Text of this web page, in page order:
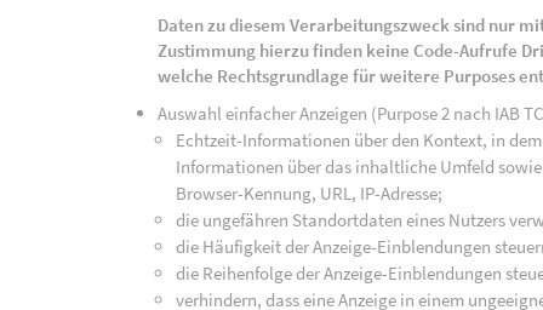
Daten zu diesem Verarbeitungszweck sind nur
Zustimmung hierzu finden keine Code-Aufrufe
welche Rechtsgrundlage für weitere Purposes
Auswahl einfacher Anzeigen (Purpose 2 nach IAB
Echtzeit-Informationen über den Kontext, in
Informationen über das inhaltliche Umfeld
Browser-Kennung, URL, IP-Adresse;
die ungefähren Standortdaten eines Nutzers
die Häufigkeit der Anzeige-Einblendungen
die Reihenfolge der Anzeige-Einblendungen
verhindern, dass eine Anzeige in einem